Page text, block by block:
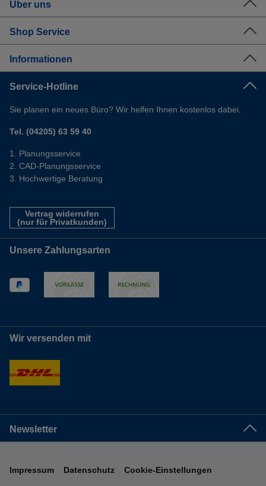
Über uns
Shop Service
Informationen
Service-Hotline
Sie planen ein neues Büro? Wir helfen Ihnen kostenlos dabei.
Tel. (04205) 63 59 40
Planungsservice
CAD-Planungsservice
Hochwertige Beratung
Vertrag widerrufen
(nur für Privatkunden)
Unsere Zahlungsarten
Wir versenden mit
Newsletter
Impressum Datenschutz Cookie-Einstellungen